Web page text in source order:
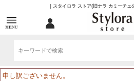
｜スタイロラ ストア(旧ナラ カミーチェ
申し訳ございません。